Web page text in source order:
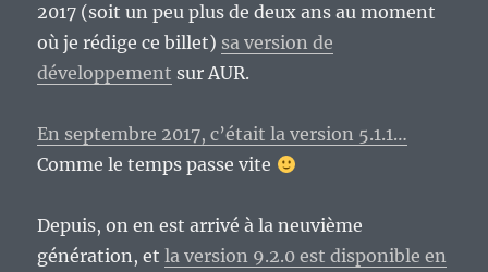
2017 (soit un peu plus de deux ans au moment
où je rédige ce billet) sa version de
développement sur AUR.
En septembre 2017, c’était la version 5.1.1…
Comme le temps passe vite
Depuis, on en est arrivé à la neuvième
génération, etla version 9.2.0 est disponible en